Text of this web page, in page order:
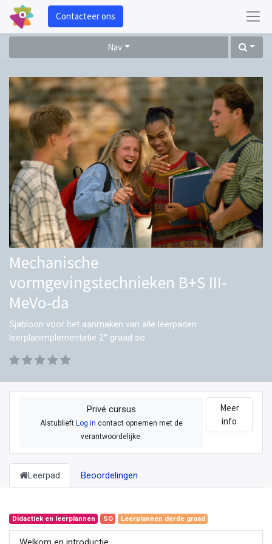
Contacteer ons
Nav
Mechanische
vormgevingstechnieken B+S III-
MeVo-da
Sjabloon voor het aanmaken van alle leerpaden
leerplanimplementatie 2° graad so.
Privé cursus
AlstublieftLog in contact opnemen met de
verantwoordelijke.
Meer
info
Leerpad Beoordelingen
Didactiek en leerplannen SO Leerplannen derde graad